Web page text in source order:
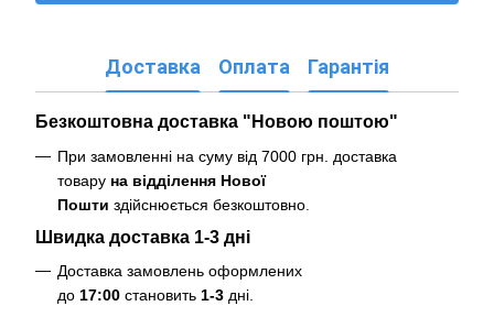
Доставка Оплата Гарантія
Безкоштовна доставка "Новою поштою"
При замовленні на суму від 7000 грн. доставка
товару на відділення Нової
Пошти здійснюється безкоштовно
Швидка доставка 1-3 дні
Доставка замовлень оформлених
до 17:00 становить 1-3 дні.